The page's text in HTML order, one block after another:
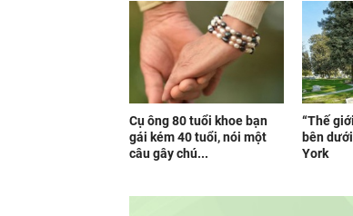
Cụ ông 80 tuổi khoe bạn
gái kém 40 tuổi, nói một
câu gây chú...
“Thế
bên
York